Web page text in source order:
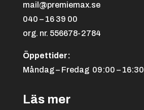
mail@premiemax.se
040 – 16 39 00
org. nr. 556678-2784
Öppettider:
Måndag – Fredag 09:00 – 16:30
Läs mer